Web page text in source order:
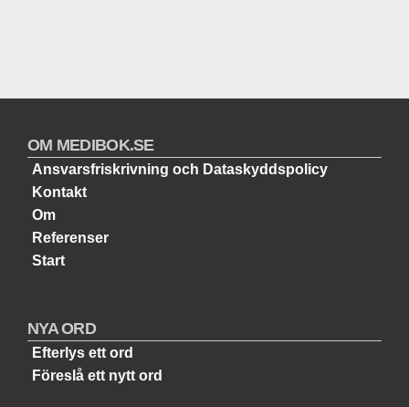
OM MEDIBOK.SE
Ansvarsfriskrivning och Dataskyddspolicy
Kontakt
Om
Referenser
Start
NYA ORD
Efterlys ett ord
Föreslå ett nytt ord